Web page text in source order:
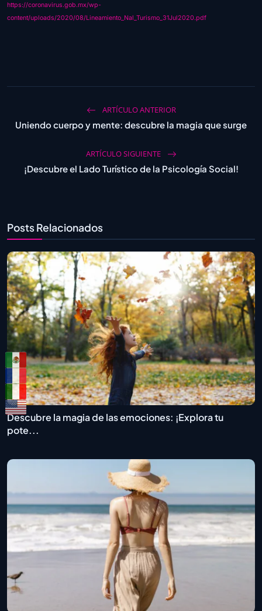
https://coronavirus.gob.mx/wp-
content/uploads/2020/08/Lineamiento_Nal_Turismo_31Jul2020.pdf
ARTÍCULO ANTERIOR
Uniendo cuerpo y mente: descubre la magia que surge
ARTÍCULO SIGUIENTE
¡Descubre el Lado Turístico de la Psicología Social!
Posts Relacionados
Descubre la magia de las emociones: ¡Explora tu
pote...